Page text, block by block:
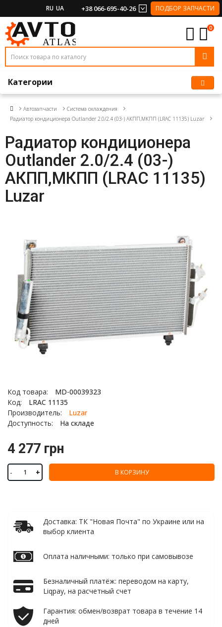
RU UA +38 066-695-40-26 ПОДБОР ЗАПЧАСТИ
0
Категории
Автозапчасти
Система охлаждения
Радиатор кондиционера Outlander 2.0/2.4 (03-) АКПП,МКПП (LRAC 11135) Luzar
Радиатор кондиционера
Outlander 2.0/2.4 (03-)
АКПП,МКПП (LRAC 11135)
Luzar
Код товара:
MD-00039323
Код:
LRAC 11135
Производитель:
Luzar
Доступность:
На складе
4 277 грн
- + В КОРЗИНУ
Доставка: ТК "Новая Почта" по Украине или на
выбор клиента
Оплата наличными: только при самовывозе
Безналичный платёж: переводом на карту,
Liqpay, на расчетный счет
Гарантия: обмен/возврат товара в течение 14
дней